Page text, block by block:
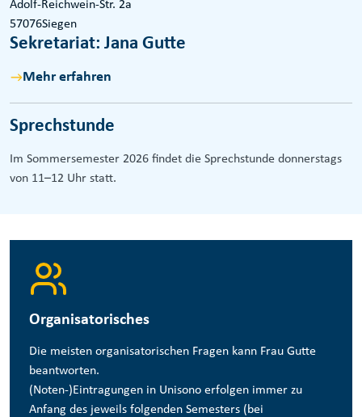
Adolf-Reichwein-Str. 2a
57076Siegen
Sekretariat: Jana Gutte
Mehr erfahren
Sprechstunde
Im Sommersemester 2026 findet die Sprechstunde donnerstags
von 11–12 Uhr statt.
Organisatorisches
Die meisten organisatorischen Fragen kann Frau Gutte
beantworten.
(Noten-)Eintragungen in Unisono erfolgen immer zu
Anfang des jeweils folgenden Semesters (bei